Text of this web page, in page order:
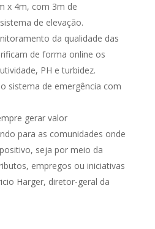
x 4m, com 3m de
de elevação.
da qualidade das
de forma online os
PH e turbidez.
sistema de emergência com
gerar valor
para as comunidades onde
seja por meio da
empregos ou iniciativas
Harger, diretor-geral da